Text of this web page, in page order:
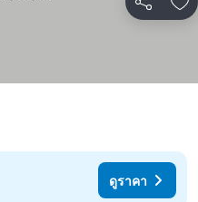
แชร์ เ
ดูราคา